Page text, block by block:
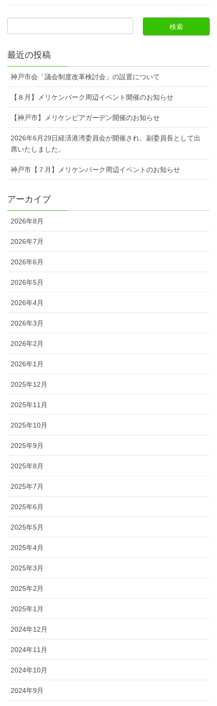
最近の投稿
神戸市会「議会制度改革検討会」の設置について
【８月】メリケンパーク周辺イベント開催のお知らせ
【神戸市】メリケンビアガーデン開催のお知らせ
2026年6月29日経済港湾委員会が開催され、副委員長として出
席いたしました。
神戸市【７月】メリケンパーク周辺イベントのお知らせ
アーカイブ
2026年8月
2026年7月
2026年6月
2026年5月
2026年4月
2026年3月
2026年2月
2026年1月
2025年12月
2025年11月
2025年10月
2025年9月
2025年8月
2025年7月
2025年6月
2025年5月
2025年4月
2025年3月
2025年2月
2025年1月
2024年12月
2024年11月
2024年10月
2024年9月